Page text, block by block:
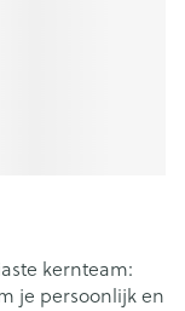
kernteam:
je persoonlijk en